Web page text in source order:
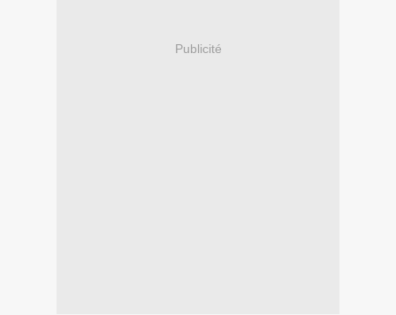
Publicité